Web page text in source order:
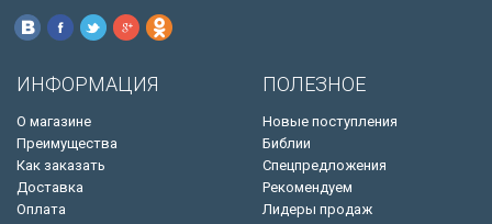
ИНФОРМАЦИЯ
О магазине
Преимущества
Как заказать
Доставка
Оплата
ПОЛЕЗНОЕ
Новые поступления
Библии
Спецпредложения
Рекомендуем
Лидеры продаж